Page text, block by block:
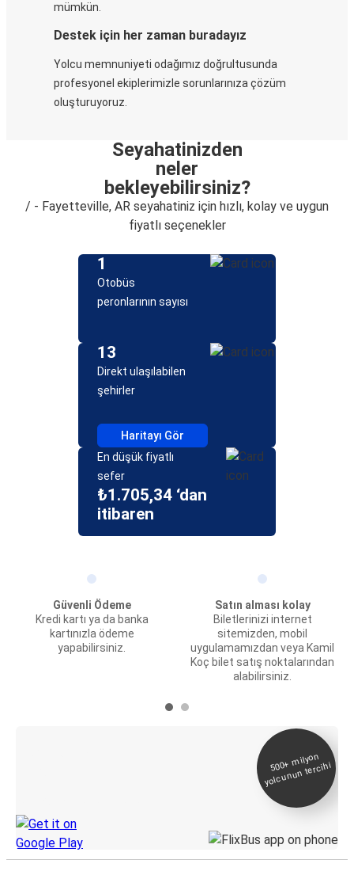
mümkün.
Destek için her zaman buradayız
Yolcu memnuniyeti odağımız doğrultusunda
profesyonel ekiplerimizle sorunlarınıza çözüm
oluşturuyoruz.
Seyahatinizden
neler
bekleyebilirsiniz?
/ - Fayetteville, AR seyahatiniz için hızlı, kolay ve uygun
fiyatlı seçenekler
1
Otobüs
peronlarının sayısı
13
Direkt ulaşılabilen
şehirler
Haritayı Gör
En düşük fiyatlı
sefer
₺1.705,34 ‘dan
itibaren
Güvenli Ödeme
Kredi kartı ya da banka
kartınızla ödeme
yapabilirsiniz.
Satın alması kolay
Biletlerinizi internet
sitemizden, mobil
uygulamamızdan veya Kamil
Koç bilet satış noktalarından
alabilirsiniz.
500+
milyon
yolcunun tercihi